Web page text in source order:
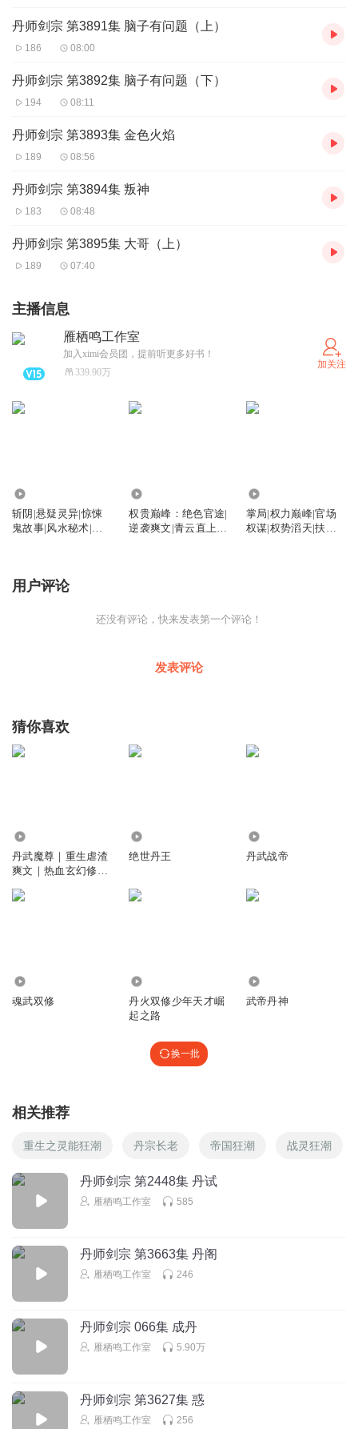
丹师剑宗 第3891集 脑子有问题（上）
186 08:00
丹师剑宗 第3892集 脑子有问题（下）
194 08:11
丹师剑宗 第3893集 金色火焰
189 08:56
丹师剑宗 第3894集 叛神
183 08:48
丹师剑宗 第3895集 大哥（上）
189 07:40
主播信息
雁栖鸣工作室
加入ximi会员团，提前听更多好书！
339.90万
加关注
斩阴|悬疑灵异|惊悚
鬼故事|风水秘术|恐
权贵巅峰：绝色官途|
逆袭爽文|青云直上|
掌局|权力巅峰|官场
权谋|权势滔天|扶摇
用户评论
还没有评论，快来发表第一个评论！
发表评论
猜你喜欢
丹武魔尊｜重生虐渣
爽文｜热血玄幻修仙
绝世丹王 丹武战帝
魂武双修
丹火双修少年天才崛
起之路
武帝丹神
换一批
相关推荐
重生之灵能狂潮 丹宗长老 帝国狂潮 战灵狂潮
丹师剑宗 第2448集 丹试
雁栖鸣工作室 585
丹师剑宗 第3663集 丹阁
雁栖鸣工作室 246
丹师剑宗 066集 成丹
雁栖鸣工作室 5.90万
丹师剑宗 第3627集 惑
雁栖鸣工作室 256